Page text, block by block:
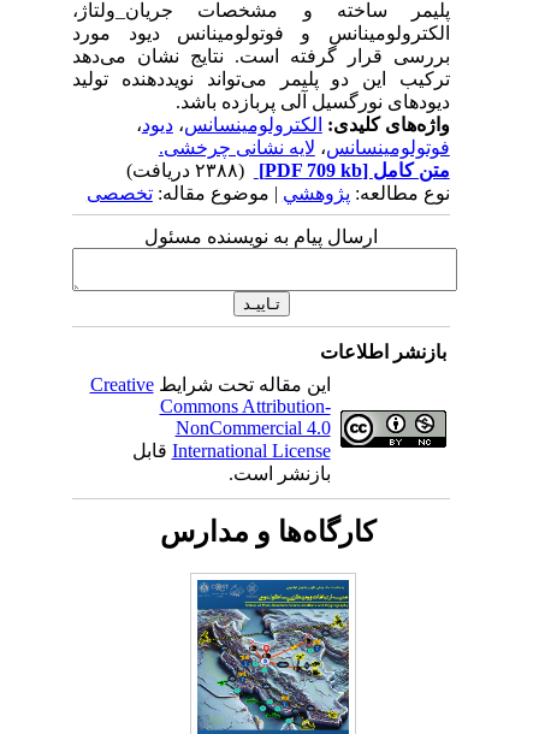
پلیمر ساخته و مشخصات جریان_ولتاژ،
الکترولومینانس و فوتولومینانس دیود مورد
بررسی قرار گرفته است. نتایج نشان می‌دهد
ترکیب این دو پلیمر می‌تواند نوید‌دهنده تولید
دیودهای نورگسیل آلی پربازده باشد.
واژه‌های کلیدی:الکترولومینسانس،دیود،
فوتولومینسانس،لایه نشانی چرخشی.
متن کامل[PDF 709 kb]
نوع مطالعه:پژوهشي| موضوع مقاله:تخصصی
ارسال پیام به نویسنده مسئول
بازنشر اطلاعات
این مقاله تحت شرایطCreative
Commons Attribution-
NonCommercial 4.0
International Licenseقابل
بازنشر است.
کارگاه‌ها و مدارس